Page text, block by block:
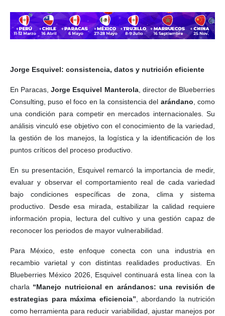
Jorge Esquivel: consistencia, datos y nutrición eficiente
En Paracas,Jorge Esquivel Manterola, director de Blueberries
Consulting, puso el foco en la consistencia del arándano , como
una condición para competir en mercados internacionales. Su
análisis vinculó ese objetivo con el conocimiento de la variedad,
la gestión de los manejos, la logística y la identificación de los
puntos críticos del proceso productivo.
En su presentación, Esquivel remarcó la importancia de medir,
evaluar y observar el comportamiento real de cada variedad
bajo condiciones específicas de zona, clima y sistema
productivo. Desde esa mirada, estabilizar la calidad requiere
información propia, lectura del cultivo y una gestión capaz de
reconocer los periodos de mayor vulnerabilidad.
Para México, este enfoque conecta con una industria en
recambio varietal y con distintas realidades productivas. En
Blueberries México 2026, Esquivel continuará esta línea con la
charla “Manejo nutricional en arándanos: una revisión de
estrategias para máxima eficiencia” , abordando la nutrición
como herramienta para reducir variabilidad, ajustar manejos por